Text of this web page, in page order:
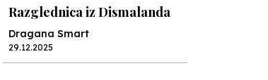
Razglednica iz Dismalanda
Dragana Smart
29.12.2025